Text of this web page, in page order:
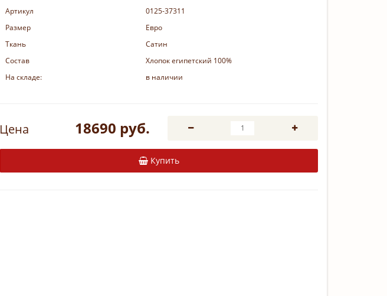
Артикул
0125-37311
Размер
Евро
Ткань
Сатин
Состав
Хлопок египетский 100%
На складе:
в наличии
Цена 18690 руб.
Купить